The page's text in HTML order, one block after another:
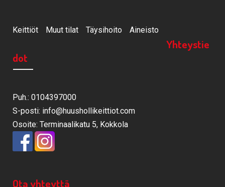
Keittiöt Muut tilat Täysihoito Aineisto
Yhteystie
dot
Puh.: 0104397000
S-posti: info@huushollikeittiot.com
Osoite: Terminaalikatu 5, Kokkola
Ota yhteyttä